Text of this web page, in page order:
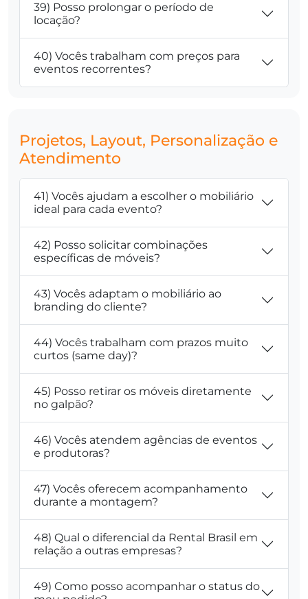
39) Posso prolongar o período de
locação?
40) Vocês trabalham com preços para
eventos recorrentes?
Projetos, Layout, Personalização e
Atendimento
41) Vocês ajudam a escolher o mobiliário
ideal para cada evento?
42) Posso solicitar combinações
específicas de móveis?
43) Vocês adaptam o mobiliário ao
branding do cliente?
44) Vocês trabalham com prazos muito
curtos (same day)?
45) Posso retirar os móveis diretamente
no galpão?
46) Vocês atendem agências de eventos
e produtoras?
47) Vocês oferecem acompanhamento
durante a montagem?
48) Qual o diferencial da Rental Brasil em
relação a outras empresas?
49) Como posso acompanhar o status do